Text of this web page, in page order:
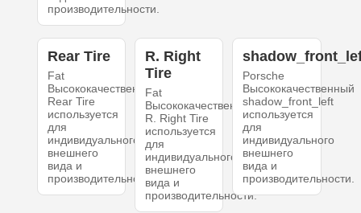
производительности.
Rear Tire
Fat
Высококачественный
Rear Tire
используется
для
индивидуального
внешнего
вида и
производительности.
R. Right
Tire
Fat
Высококачественный
R. Right Tire
используется
для
индивидуального
внешнего
вида и
производительности.
Porsche
Высококачественный
shadow_front_left
используется
для
индивидуального
внешнего
вида и
производительности.